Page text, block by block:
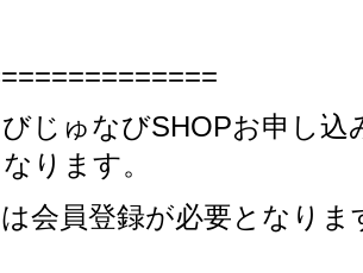
じゅなびSHOPお申し込
ります。
会員登録が必要となりま